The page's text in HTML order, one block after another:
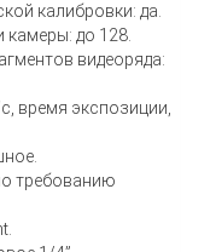
калибровки: да.
камеры: до 128.
видеоряда:
время экспозиции,
требованию